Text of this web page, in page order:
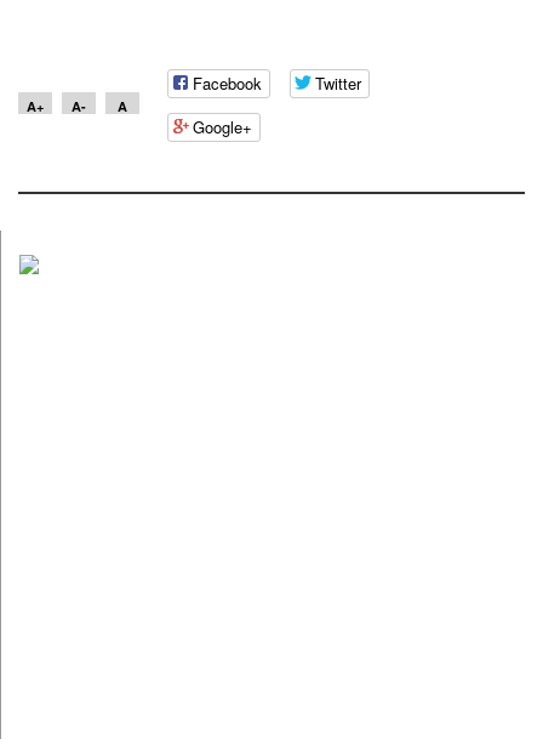
A+ A- A
Facebook
Twitter
Google+